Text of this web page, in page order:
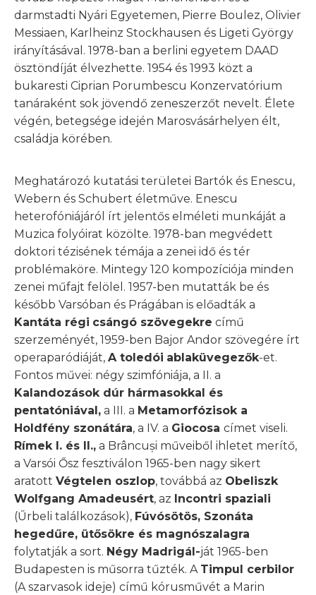
darmstadti Nyári Egyetemen, Pierre Boulez, Olivier
Messiaen, Karlheinz Stockhausen és Ligeti György
irányításával. 1978-ban a berlini egyetem DAAD
ösztöndíját élvezhette. 1954 és 1993 közt a
bukaresti Ciprian Porumbescu Konzervatórium
tanáraként sok jövendő zeneszerzőt nevelt. Élete
végén, betegsége idején Marosvásárhelyen élt,
családja körében.
Meghatározó kutatási területei Bartók és Enescu,
Webern és Schubert életműve. Enescu
heterofóniájáról írt jelentős elméleti munkáját a
Muzica folyóirat közölte. 1978-ban megvédett
doktori tézisének témája a zenei idő és tér
problémaköre. Mintegy 120 kompozíciója minden
zenei műfajt felölel. 1957-ben mutatták be és
később Varsóban és Prágában is előadták a
Kantáta régi csángó szövegekre című
szerzeményét, 1959-ben Bajor Andor szövegére írt
operaparódiáját, A toledói ablaküvegezők-et.
Fontos művei: négy szimfóniája, a II. a
Kalandozások dúr hármasokkal és
pentatóniával, a III. a Metamorfózisok a
Holdfény szonátára, a IV. a Giocosa címet viseli.
Rímek I. és II., a Brâncuși műveiből ihletet merítő,
a Varsói Ősz fesztiválon 1965-ben nagy sikert
aratott Végtelen oszlop, továbbá az Obeliszk
Wolfgang Amadeusért, az Incontri spaziali
(Űrbeli találkozások), Fúvósötös, Szonáta
hegedűre, ütősökre és magnószalagra
folytatják a sort. Négy Madrigál-ját 1965-ben
Budapesten is műsorra tűzték. A Timpul cerbilor
(A szarvasok ideje) című kórusművét a Marin